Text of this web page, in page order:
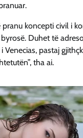
pranu koncepti civil i
Duhet të
Venecias, pastaj
tha ai.